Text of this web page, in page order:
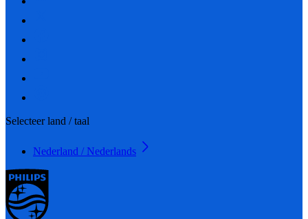
Selecteer land / taal
Nederland / Nederlands